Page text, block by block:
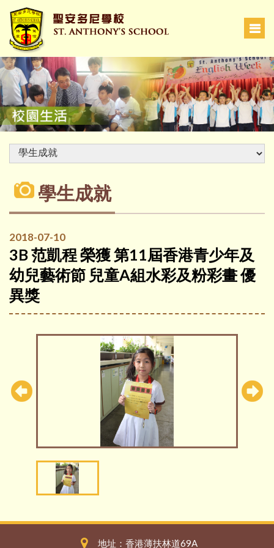
學生成就
2018-07-10
3B 范凱程 榮獲 第11屆香港青少年及
幼兒藝術節 兒童A組水彩及粉彩畫 優
異獎
地址：香港薄扶林道69A